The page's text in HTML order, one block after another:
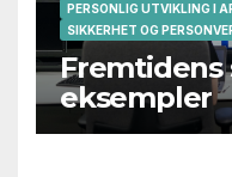
PERSONLIG UTVIKLING I
SIKKERHET OG
Fremtidens
eksempler